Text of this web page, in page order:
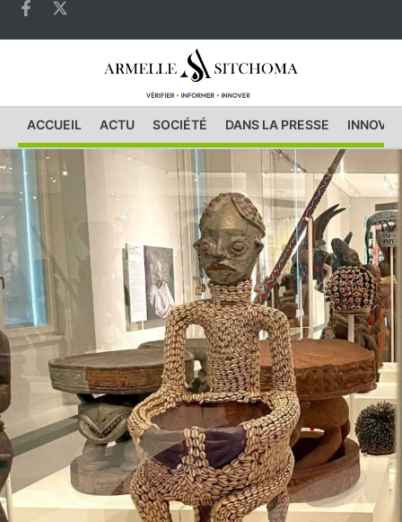
ACCUEIL ACTU SOCIÉTÉ DANS LA PRESSE